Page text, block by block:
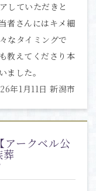
していただきと
者さんにはキメ細
なタイミングで
教えてくださり本
ました。
年1月11日 新潟市
アークベル公